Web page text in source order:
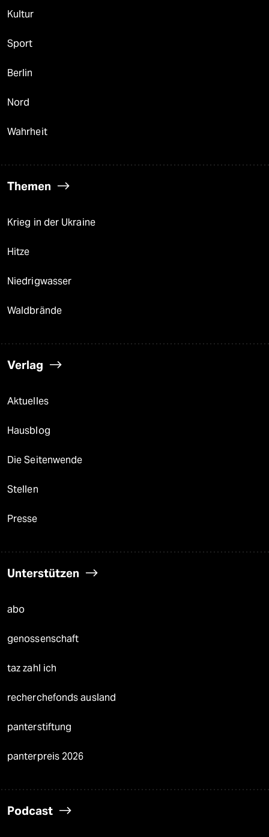
Kultur
Sport
Berlin
Nord
Wahrheit
Themen
Krieg in der Ukraine
Hitze
Niedrigwasser
Waldbrände
Verlag
Aktuelles
Hausblog
Die Seitenwende
Stellen
Presse
Unterstützen
abo
genossenschaft
taz zahl ich
recherchefonds ausland
panterstiftung
panterpreis 2026
Podcast